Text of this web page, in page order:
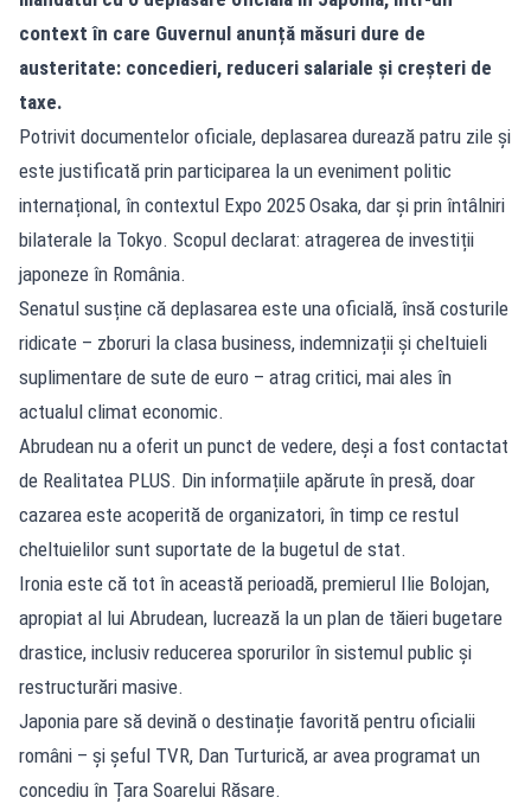
context în care Guvernul anunță măsuri dure de
austeritate: concedieri, reduceri salariale și creșteri de
taxe.
Potrivit documentelor oficiale, deplasarea durează patru zile și
este justificată prin participarea la un eveniment politic
internațional, în contextul Expo 2025 Osaka, dar și prin întâlniri
bilaterale la Tokyo. Scopul declarat: atragerea de investiții
japoneze în România.
Senatul susține că deplasarea este una oficială, însă costurile
ridicate – zboruri la clasa business, indemnizații și cheltuieli
suplimentare de sute de euro – atrag critici, mai ales în
actualul climat economic.
Abrudean nu a oferit un punct de vedere, deși a fost contactat
de Realitatea PLUS. Din informațiile apărute în presă, doar
cazarea este acoperită de organizatori, în timp ce restul
cheltuielilor sunt suportate de la bugetul de stat.
Ironia este că tot în această perioadă, premierul Ilie Bolojan,
apropiat al lui Abrudean, lucrează la un plan de tăieri bugetare
drastice, inclusiv reducerea sporurilor în sistemul public și
restructurări masive.
Japonia pare să devină o destinație favorită pentru oficialii
români – și șeful TVR, Dan Turturică, ar avea programat un
concediu în Țara Soarelui Răsare.